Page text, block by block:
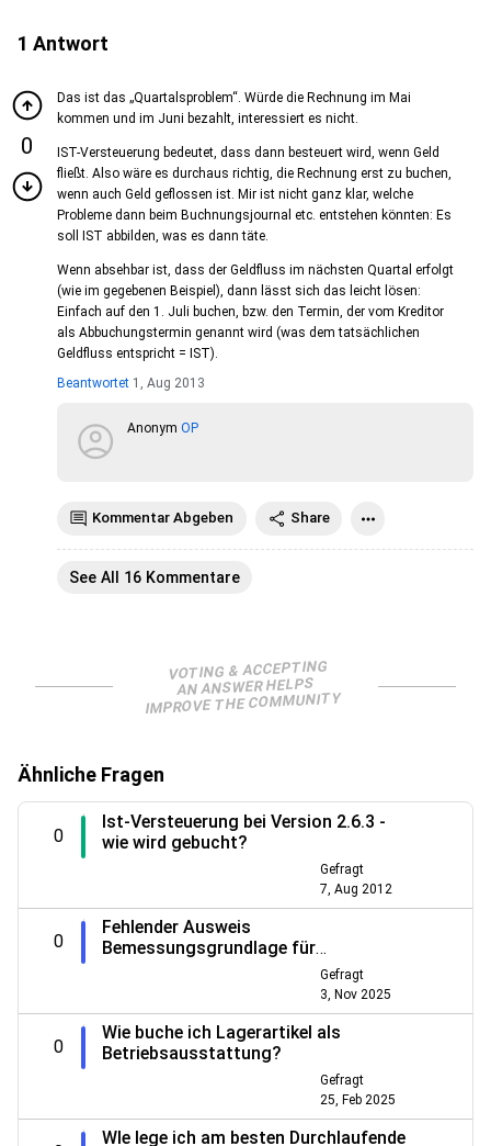
1 Antwort
0
Das ist das „Quartalsproblem“. Würde die Rechnung im Mai
kommen und im Juni bezahlt, interessiert es nicht.
IST-Versteuerung bedeutet, dass dann besteuert wird, wenn Geld
fließt. Also wäre es durchaus richtig, die Rechnung erst zu buchen,
wenn auch Geld geflossen ist. Mir ist nicht ganz klar, welche
Probleme dann beim Buchnungsjournal etc. entstehen könnten: Es
soll IST abbilden, was es dann täte.
Wenn absehbar ist, dass der Geldfluss im nächsten Quartal erfolgt
(wie im gegebenen Beispiel), dann lässt sich das leicht lösen:
Einfach auf den 1. Juli buchen, bzw. den Termin, der vom Kreditor
als Abbuchungstermin genannt wird (was dem tatsächlichen
Geldfluss entspricht = IST).
Beantwortet 1, Aug 2013
Anonym OP
Kommentar Abgeben Share
See All 16 Kommentare
VOTING & ACCEPTING
AN ANSWER HELPS
IMPROVE THE COMMUNITY
Ähnliche Fragen
0
Ist-Versteuerung bei Version 2.6.3 -
wie wird gebucht?
Gefragt
7, Aug 2012
0
Fehlender Ausweis
Bemessungsgrundlage für
innergemeinschaftl. Lieferung in USt-
Gefragt
3, Nov 2025
0
Wie buche ich Lagerartikel als
Betriebsausstattung?
Gefragt
25, Feb 2025
WIe lege ich am besten Durchlaufende